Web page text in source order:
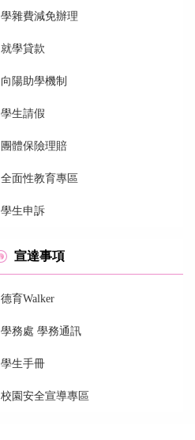
學雜費減免辦理
就學貸款
向陽助學機制
學生請假
團體保險理賠
全面性教育專區
學生申訴
宣達事項
德育Walker
學務處 學務通訊
學生手冊
校園安全宣導專區